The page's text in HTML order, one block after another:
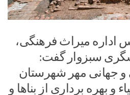
اداره میراث فرهنگی،
سبزوار گفت:
و جهانی مهر شهرستان
و بهره‌ برداری از بناها و